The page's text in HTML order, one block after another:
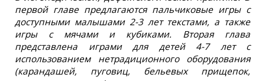
первой главе предлагаются пальчиковые игры с
доступными малышами 2-3 лет текстами, а также
игры с мячами и кубиками. Вторая глава
представлена играми для детей 4-7 лет с
использованием нетрадиционного оборудования
(карандашей, пуговиц, бельевых прищепок,